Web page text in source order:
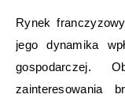
Rynek
jego dynamika
gospodarczej.
zainteresowania